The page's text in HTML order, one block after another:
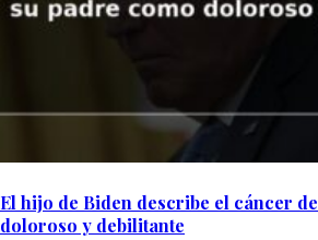
El hijo de Biden describe el cáncer
doloroso y debilitante